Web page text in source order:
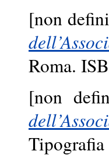
[non
Roma.
[non